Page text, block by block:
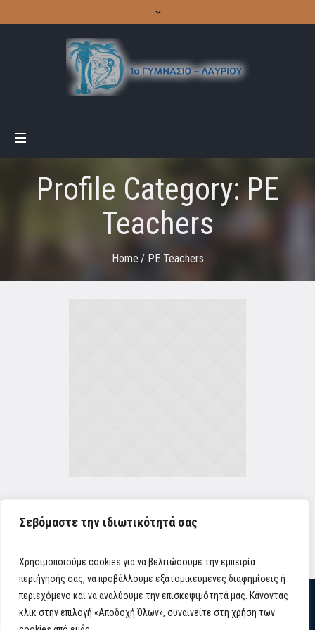
Σεβόμαστε την ιδιωτικότητά σας
Χρησιμοποιούμε cookies για να βελτιώσουμε την εμπειρία
περιήγησής σας, να προβάλλουμε εξατομικευμένες διαφημίσεις ή
περιεχόμενο και να αναλύουμε την επισκεψιμότητά μας. Κάνοντας
κλικ στην επιλογή «Αποδοχή Όλων», συναινείτε στη χρήση των
Profile Category:PE
Teachers
Home / PE Teachers